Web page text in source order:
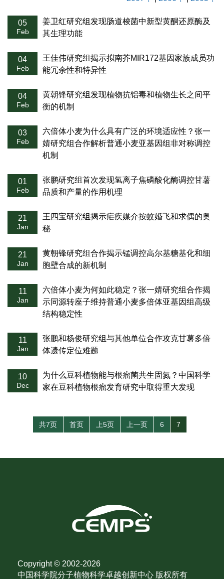
05
Feb
姜卫红研究组发现肠道梭菌中新型黄酮还原酶及
其生理功能
04
Feb
王佳伟研究组揭示拟南芥MIR172基因家族成员功
能冗余性和特异性
04
Feb
黄朝锋研究组发现植物抗铝毒和植物生长之间平
衡的机制
03
Feb
六倍体小麦为什么具有广泛的环境适应性？张一
婧研究组合作解析普通小麦亚基因组非对称调控
机制
01
Feb
张鹏研究组首次发现氢离子焦磷酸化酶调控甘薯
品质和产量的作用机理
21
Jan
王四宝研究组揭示疟疾媒介按蚊婚飞和求偶的奥
秘
21
Jan
黄朝锋研究组合作揭示锰调控高尔基糖基化和细
胞壁合成的新机制
11
Jan
六倍体小麦为何如此稳定？张一婧研究组合作揭
示同源转座子维持普通小麦多倍体亚基因组高级
结构稳定性
11
Jan
张鹏和杨俊研究组与其他单位合作攻克甘薯多倍
体遗传定位难题
10
Dec
为什么豆科植物能与根瘤菌共生固氮？中国科学
家在豆科植物根瘤发育研究中取得重大发现
共7页 首页 上5页 上一页 6 7
Copyright © 2002-2026
中国科学院分子植物科学卓越创新中心 版权所有